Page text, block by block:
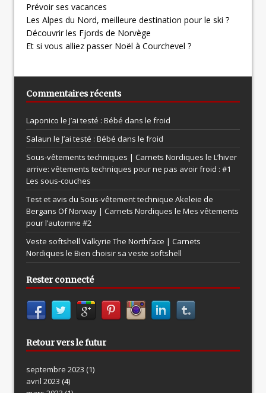
Prévoir ses vacances
Les Alpes du Nord, meilleure destination pour le ski ?
Découvrir les Fjords de Norvège
Et si vous alliez passer Noël à Courchevel ?
Commentaires récents
Laponico le J’ai testé : Bébé dans le froid
Salaun le J’ai testé : Bébé dans le froid
Sous-vêtements techniques | Carnets Nordiques le L’hiver
arrive: vêtements techniques pour ne pas avoir froid : #1
Les sous-couches
Test et avis du Sous-vêtement technique Akeleie de
Bergans Of Norway | Carnets Nordiques le Mes vêtements
pour l’automne #2
Veste softshell Valkyrie The Northface | Carnets
Nordiques le Bien choisir sa veste softshell
Rester connecté
Retour vers le futur
septembre 2023 (1)
avril 2023 (4)